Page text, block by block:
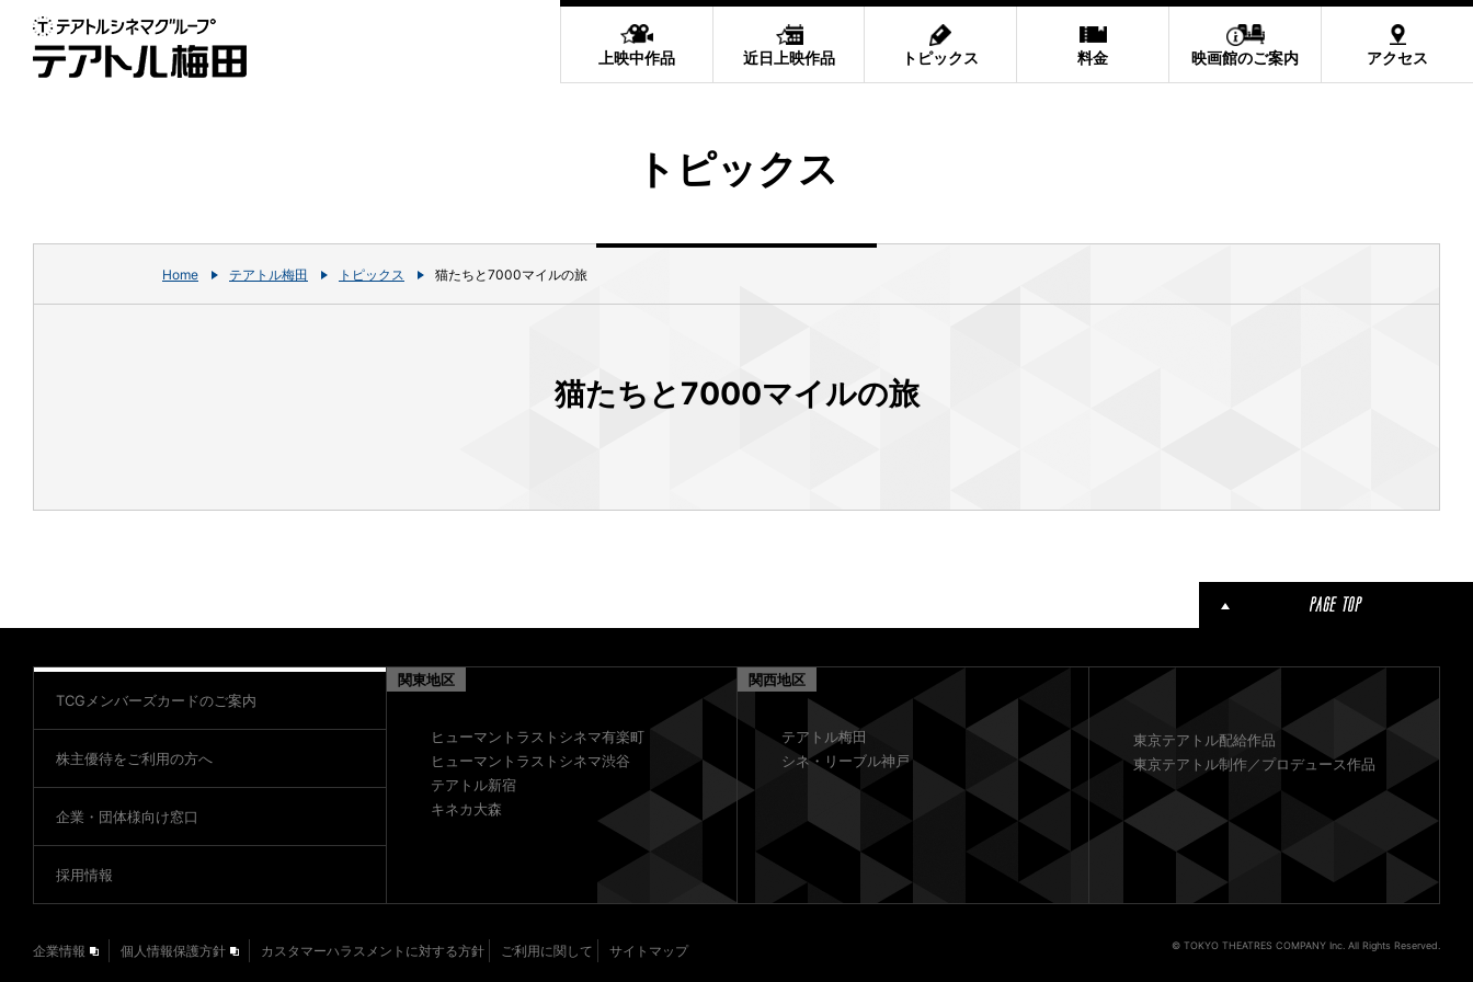
上映中作品 近日上映作品 トピックス 料金 映画館のご案内 アクセス
トピックス
Home テアトル梅田 トピックス 猫たちと7000マイルの旅
猫たちと7000マイルの旅
TCGメンバーズカードのご案内
株主優待をご利用の方へ
企業・団体様向け窓口
採用情報
関東地区
ヒューマントラストシネマ有楽町
ヒューマントラストシネマ渋谷
テアトル新宿
キネカ大森
関西地区
テアトル梅田
シネ・リーブル神戸
東京テアトル配給作品
東京テアトル制作／プロデュース作品
企業情報 個人情報保護方針 カスタマーハラスメントに対する方針 ご利用に関して サイトマップ © TOKYO THEATRES COMPANY Inc. All Rights Reserved.